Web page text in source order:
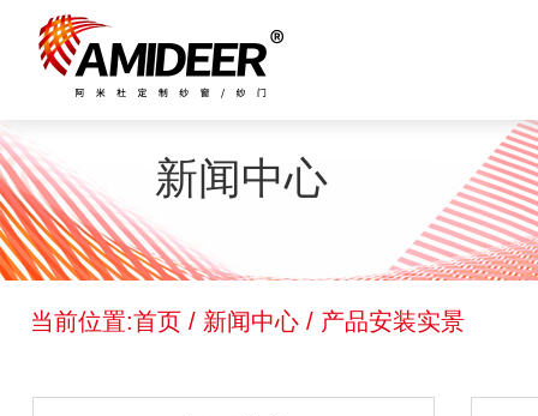
新闻中心
当前位置:首页 / 新闻中心 / 产品安装实景
网站首页
关于我们
产品中心
新闻中心